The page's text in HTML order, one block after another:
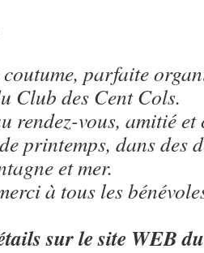
coutume, parfaite
Club des Cent Cols.
rendez-vous, amitié
printemps, dans des
et mer.
à tous les
sur le site WEB